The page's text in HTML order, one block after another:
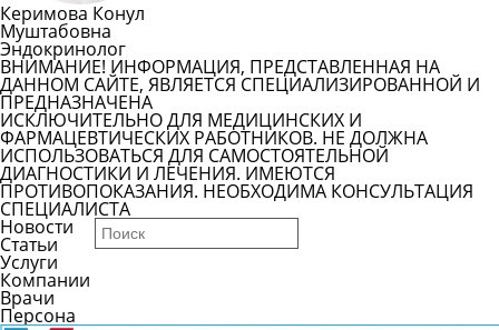
Керимова Конул
Муштабовна
Эндокринолог
ВНИМАНИЕ! ИНФОРМАЦИЯ, ПРЕДСТАВЛЕННАЯ НА
ДАННОМ САЙТЕ, ЯВЛЯЕТСЯ СПЕЦИАЛИЗИРОВАННОЙ И
ПРЕДНАЗНАЧЕНА
ИСКЛЮЧИТЕЛЬНО ДЛЯ МЕДИЦИНСКИХ И
ФАРМАЦЕВТИЧЕСКИХ РАБОТНИКОВ. НЕ ДОЛЖНА
ИСПОЛЬЗОВАТЬСЯ ДЛЯ САМОСТОЯТЕЛЬНОЙ
ДИАГНОСТИКИ И ЛЕЧЕНИЯ. ИМЕЮТСЯ
ПРОТИВОПОКАЗАНИЯ. НЕОБХОДИМА КОНСУЛЬТАЦИЯ
СПЕЦИАЛИСТА
Новости
Статьи
Услуги
Компании
Врачи
Персона